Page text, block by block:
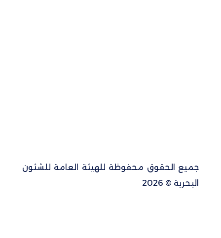
جميع الحقوق محفوظة للهيئة العامة للشئون
البحرية © 2026